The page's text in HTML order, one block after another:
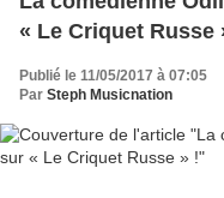
« Le Criquet Russe
Publié le 11/05/2017 à 07:05
Par Steph Musicnation